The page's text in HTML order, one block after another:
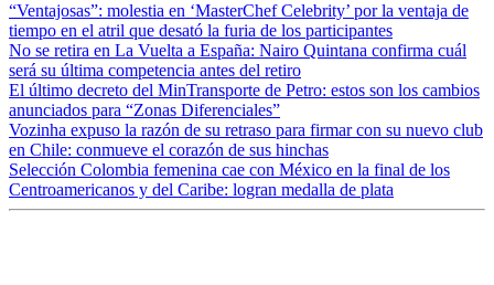
“Ventajosas”: molestia en ‘MasterChef Celebrity’ por la ventaja de
tiempo en el atril que desató la furia de los participantes
No se retira en La Vuelta a España: Nairo Quintana confirma cuál
será su última competencia antes del retiro
El último decreto del MinTransporte de Petro: estos son los cambios
anunciados para “Zonas Diferenciales”
Vozinha expuso la razón de su retraso para firmar con su nuevo club
en Chile: conmueve el corazón de sus hinchas
Selección Colombia femenina cae con México en la final de los
Centroamericanos y del Caribe: logran medalla de plata